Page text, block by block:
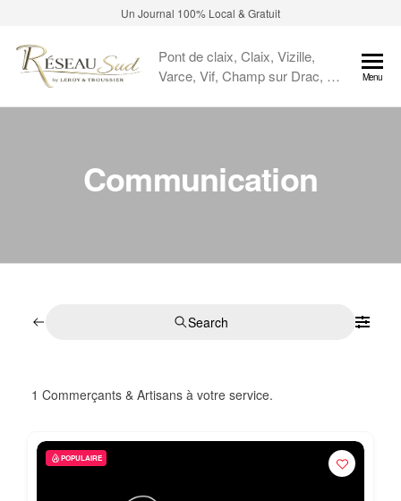
Un Journal 100% Local & Gratuit
Pont de claix, Claix, Vizille,
Varce, Vif, Champ sur Drac, …
Menu
Communication
Search
1 Commerçants & Artisans à votre service.
POPULAIRE